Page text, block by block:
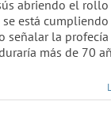
abriendo el
está cumpliendo
señalar la
más de 70